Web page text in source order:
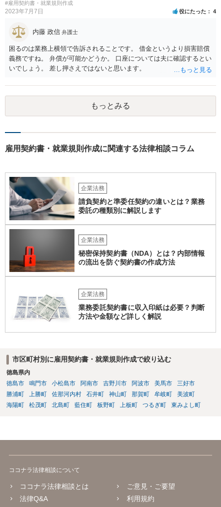
#雇用契約書・就業規則作成
2023年7月7日 役にたった 4
内藤 政信 弁護士
困るのは業務上横領で告訴されることです。 借金というより損害賠償
義務ですね。 弁償が可能かどうか。 口座については夫に確認するとい
いでしょう。 差し押さえではないと思います。
もっとみる
雇用契約書・就業規則作成に関連する法律相談コラム
企業法務
請負契約と準委任契約の違いとは？業務
委託の種類別に解説します
企業法務
秘密保持契約書（NDA）とは？内部情報
の流出を防ぐ契約書の作成方法
企業法務
業務委託契約書に収入印紙は必要？判断
方法や金額など詳しく解説
市区町村別に雇用契約書・就業規則作成で絞り込む
徳島県内
徳島市
鳴門市 小松島市 阿南市 吉野川市 阿波市 美馬市
三好市
勝浦町
上勝町 佐那河内村 石井町 神山町 那賀町 牟岐町
美波町
海陽町
松茂町 北島町 藍住町 板野町 上板町 つるぎ町 東みよし町
ココナラ法律相談について
ココナラ法律相談とは
法律Q&A
ご意見・ご要望
利用規約